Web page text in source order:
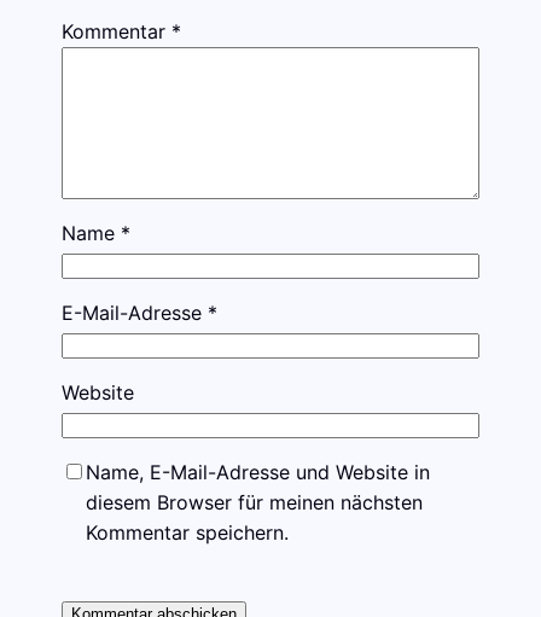
Kommentar *
Name *
E-Mail-Adresse *
Website
Name, E-Mail-Adresse und Website in
diesem Browser für meinen nächsten
Kommentar speichern.